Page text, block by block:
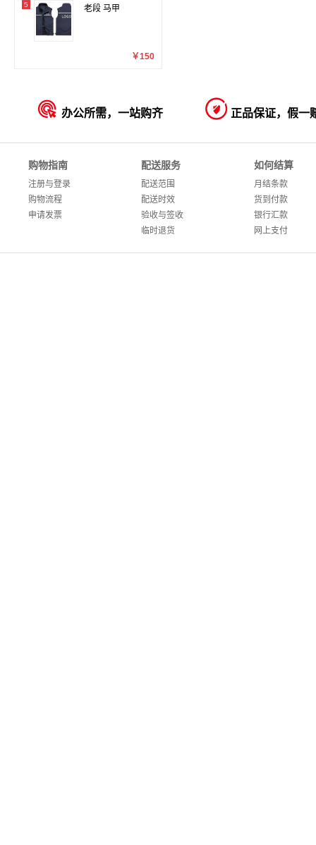
5 老段 马甲
￥150
 办公所需，一站购齐  正品保证，假一
购物指南
注册与登录
购物流程
申请发票
配送服务
配送范围
配送时效
验收与签收
临时退货
如何结算
月结条款
货到付款
银行汇款
网上支付